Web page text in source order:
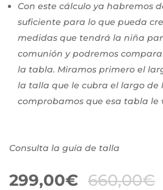
Con este cálculo ya habremos
suficiente para lo que pueda
medidas que tendrá la niña
comunión y podremos
la tabla. Miramos primero el
la talla que le cubra el largo de
comprobamos que esa tabla le
Consulta la guía de talla
660,00€
299,00€